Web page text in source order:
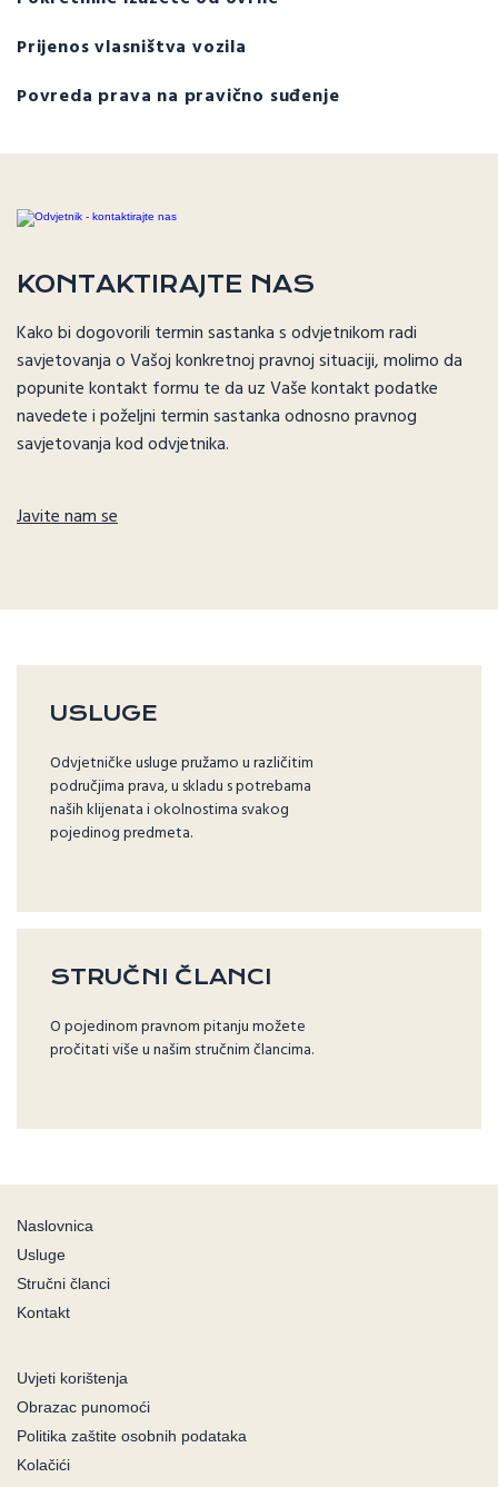
Prijenos vlasništva vozila
Povreda prava na pravično suđenje
KONTAKTIRAJTE NAS
Kako bi dogovorili termin sastanka s odvjetnikom radi
savjetovanja o Vašoj konkretnoj pravnoj situaciji, molimo da
popunite kontakt formu te da uz Vaše kontakt podatke
navedete i poželjni termin sastanka odnosno pravnog
savjetovanja kod odvjetnika.
Javite nam se
USLUGE
Odvjetničke usluge pružamo u različitim
područjima prava, u skladu s potrebama
naših klijenata i okolnostima svakog
pojedinog predmeta.
STRUČNI ČLANCI
O pojedinom pravnom pitanju možete
pročitati više u našim stručnim člancima.
Naslovnica
Usluge
Stručni članci
Kontakt
Uvjeti korištenja
Obrazac punomoći
Politika zaštite osobnih podataka
Kolačići